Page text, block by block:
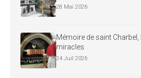
28 Mai 2026
Mémoire de saint
miracles
24 Juil 2026